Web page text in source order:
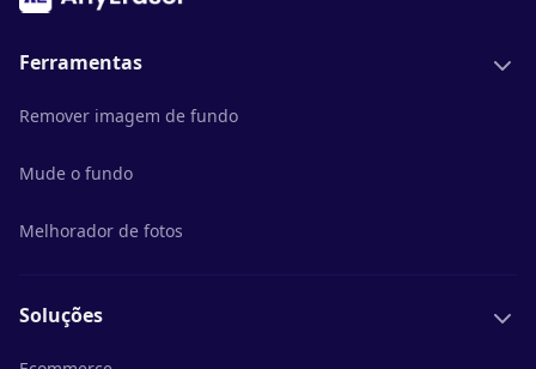
Ferramentas
Remover imagem de fundo
Mude o fundo
Melhorador de fotos
Soluções